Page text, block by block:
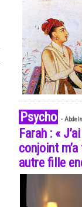
Psycho -
Farah : «
conjoint
autre fille